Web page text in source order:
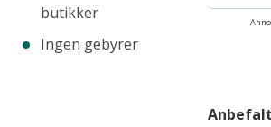
butikker
Ingen gebyrer